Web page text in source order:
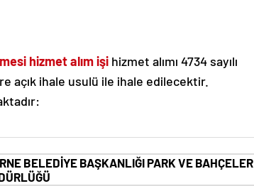
hizmet alım işi hizmet alımı 4734 sayılı
açık ihale usulü ile ihale edilecektir.
BELEDİYE BAŞKANLIĞI PARK VE BAHÇELER